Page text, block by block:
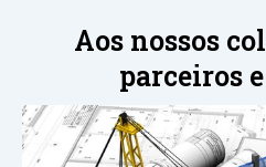
Aos nossos
parceiros